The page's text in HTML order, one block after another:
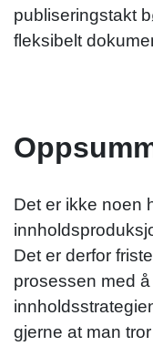
publiseringstakt
fleksibelt
Det er ikke noen
Det er derfor
prosessen med
gjerne at man